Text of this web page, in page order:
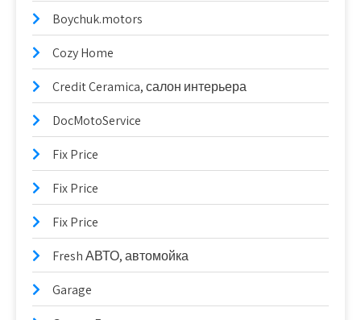
Boychuk.motors
Cozy Home
Credit Ceramica, салон интерьера
DocMotoService
Fix Price
Fix Price
Fix Price
Fresh АВТО, автомойка
Garage